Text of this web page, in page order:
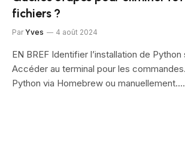
fichiers ?
Par Yves 4 août 2024
EN BREF Identifier l’installation de Python
Accéder au terminal pour les
Python via Homebrew ou manuellement.…